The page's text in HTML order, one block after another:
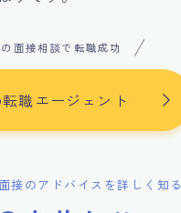
面接相談で転職成功
職エージェント
接のアドバイスを詳しく知る